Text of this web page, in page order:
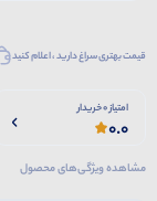
قیمت بهتری سراغ دارید ، اعلام کنید
امتیاز 0 خریدار
0.0
مشاهده ویژگی‌های محصول